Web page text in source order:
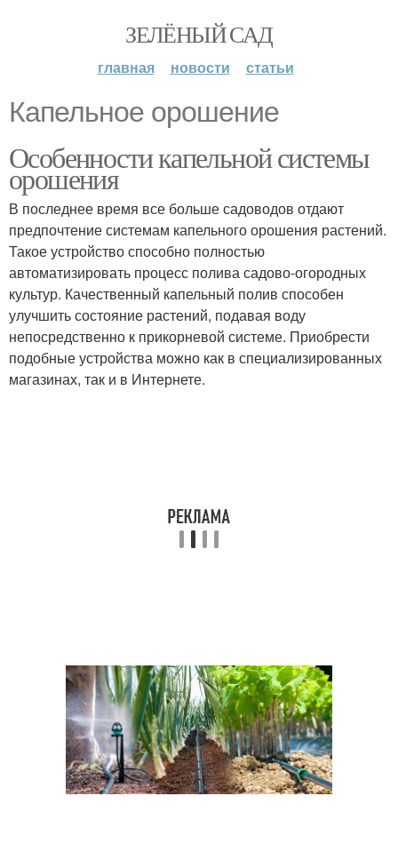
ЗЕЛЁНЫЙ САД
главная новости статьи
Капельное орошение
Особенности капельной системы
орошения
В последнее время все больше садоводов отдают
предпочтение системам капельного орошения растений.
Такое устройство способно полностью
автоматизировать процесс полива садово-огородных
культур. Качественный капельный полив способен
улучшить состояние растений, подавая воду
непосредственно к прикорневой системе. Приобрести
подобные устройства можно как в специализированных
магазинах, так и в Интернете.